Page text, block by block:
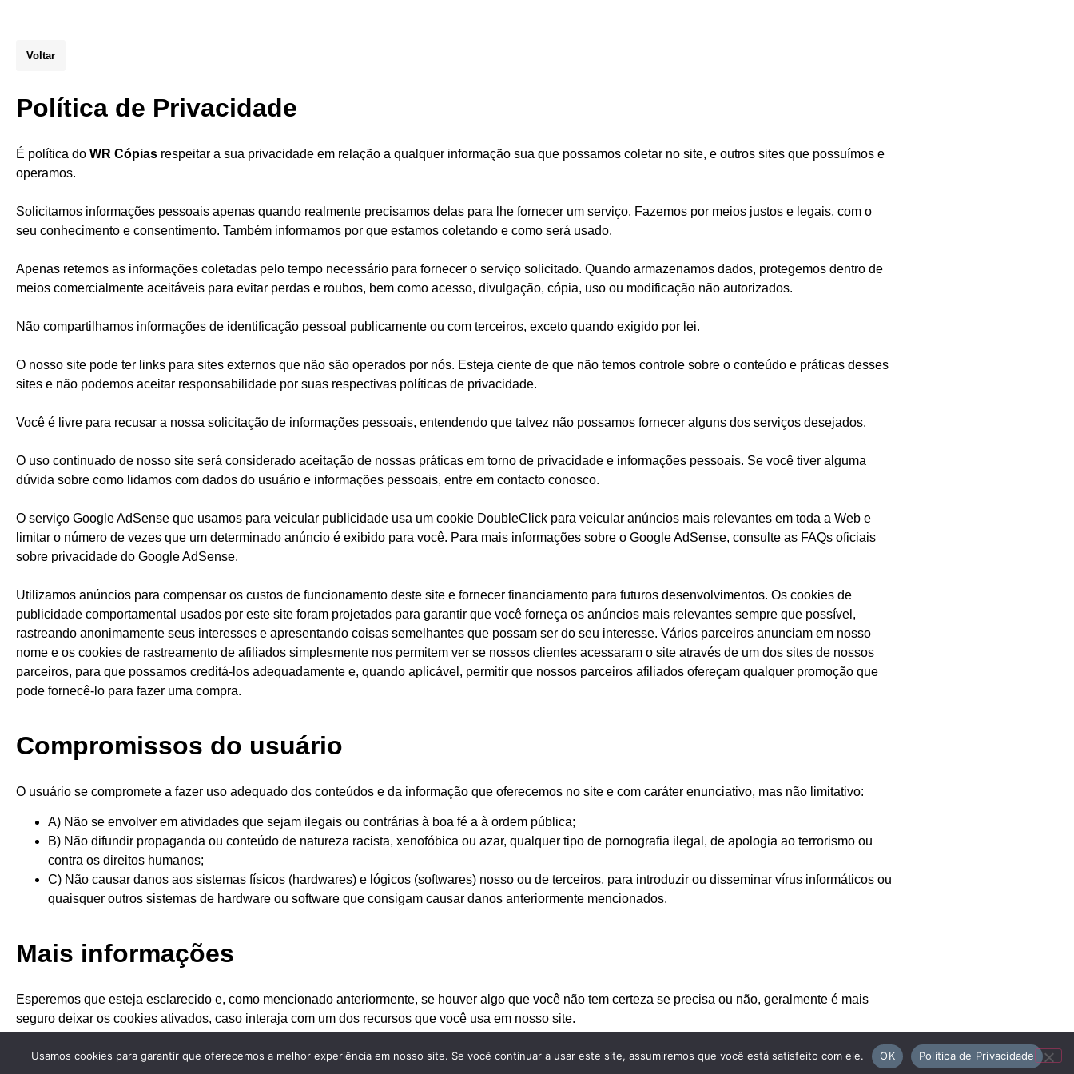
Voltar
Política de Privacidade
É política do WR Cópias respeitar a sua privacidade em relação a qualquer informação sua que possamos coletar no site, e outros sites que possuímos e
operamos.
Solicitamos informações pessoais apenas quando realmente precisamos delas para lhe fornecer um serviço. Fazemos por meios justos e legais, com o
seu conhecimento e consentimento. Também informamos por que estamos coletando e como será usado.
Apenas retemos as informações coletadas pelo tempo necessário para fornecer o serviço solicitado. Quando armazenamos dados, protegemos dentro de
meios comercialmente aceitáveis para evitar perdas e roubos, bem como acesso, divulgação, cópia, uso ou modificação não autorizados.
Não compartilhamos informações de identificação pessoal publicamente ou com terceiros, exceto quando exigido por lei.
O nosso site pode ter links para sites externos que não são operados por nós. Esteja ciente de que não temos controle sobre o conteúdo e práticas desses
sites e não podemos aceitar responsabilidade por suas respectivas políticas de privacidade.
Você é livre para recusar a nossa solicitação de informações pessoais, entendendo que talvez não possamos fornecer alguns dos serviços desejados.
O uso continuado de nosso site será considerado aceitação de nossas práticas em torno de privacidade e informações pessoais. Se você tiver alguma
dúvida sobre como lidamos com dados do usuário e informações pessoais, entre em contacto conosco.
O serviço Google AdSense que usamos para veicular publicidade usa um cookie DoubleClick para veicular anúncios mais relevantes em toda a Web e
limitar o número de vezes que um determinado anúncio é exibido para você. Para mais informações sobre o Google AdSense, consulte as FAQs oficiais
sobre privacidade do Google AdSense.
Utilizamos anúncios para compensar os custos de funcionamento deste site e fornecer financiamento para futuros desenvolvimentos. Os cookies de
publicidade comportamental usados por este site foram projetados para garantir que você forneça os anúncios mais relevantes sempre que possível,
rastreando anonimamente seus interesses e apresentando coisas semelhantes que possam ser do seu interesse. Vários parceiros anunciam em nosso
nome e os cookies de rastreamento de afiliados simplesmente nos permitem ver se nossos clientes acessaram o site através de um dos sites de nossos
parceiros, para que possamos creditá-los adequadamente e, quando aplicável, permitir que nossos parceiros afiliados ofereçam qualquer promoção que
pode fornecê-lo para fazer uma compra.
Compromissos do usuário
O usuário se compromete a fazer uso adequado dos conteúdos e da informação que oferecemos no site e com caráter enunciativo, mas não limitativo:
A) Não se envolver em atividades que sejam ilegais ou contrárias à boa fé a à ordem pública;
B) Não difundir propaganda ou conteúdo de natureza racista, xenofóbica ou azar, qualquer tipo de pornografia ilegal, de apologia ao terrorismo ou
contra os direitos humanos;
C) Não causar danos aos sistemas físicos (hardwares) e lógicos (softwares) nosso ou de terceiros, para introduzir ou disseminar vírus informáticos ou
quaisquer outros sistemas de hardware ou software que consigam causar danos anteriormente mencionados.
Mais informações
Esperemos que esteja esclarecido e, como mencionado anteriormente, se houver algo que você não tem certeza se precisa ou não, geralmente é mais
seguro deixar os cookies ativados, caso interaja com um dos recursos que você usa em nosso site.
Usamos cookies para garantir que oferecemos a melhor experiência em nosso site. Se você continuar a usar este site, assumiremos que você está satisfeito com ele. OK Política de Privacidade